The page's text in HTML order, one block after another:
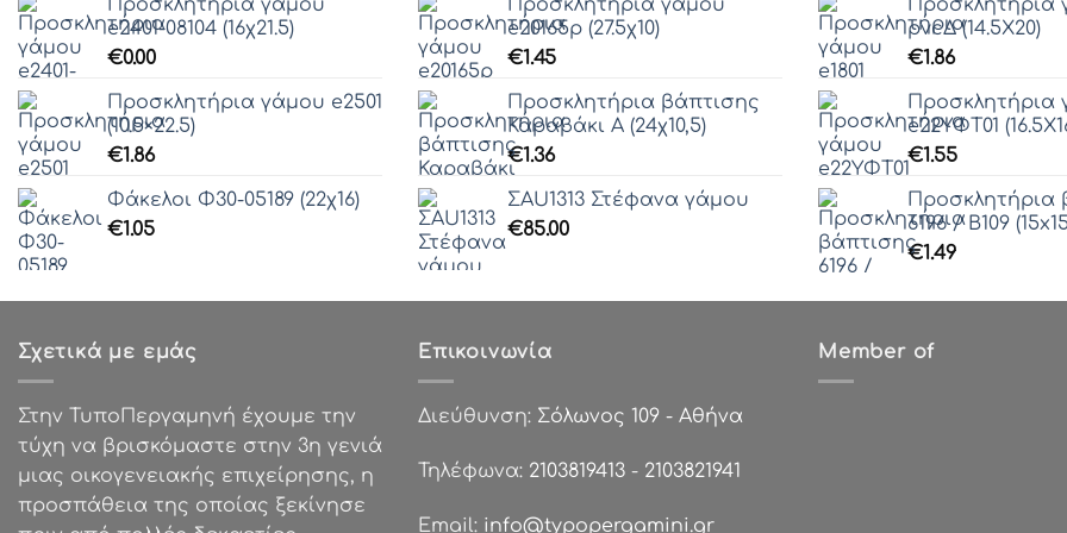
Προσκλητήρια γάμου
e2401-08104 (16χ21.5)
€0.00
Προσκλητήρια γάμου e2501
(10.5×22.5)
€1.86
Φάκελοι Φ30-05189 (22χ16)
€1.05
Προσκλητήρια γάμου
e20165ρ (27.5χ10)
€1.45
Προσκλητήρια βάπτισης
Καραβάκι Α (24χ10,5)
€1.36
ΣAU1313 Στέφανα γάμου
€85.00
Προσκλητήρια
pvcΔ (14.5Χ20)
€1.86
Προσκλητήρια
e22ΥΦΤ01
€1.55
Προσκλητήρια
6196 / Β109
€1.49
Σχετικά με εμάς
Στην ΤυποΠεργαμηνή έχουμε την
τύχη να βρισκόμαστε στην 3η γενιά
μιας οικογενειακής επιχείρησης, η
προσπάθεια της οποίας ξεκίνησε
Επικοινωνία
Διεύθυνση: Σόλωνος 109 - Αθήνα
Τηλέφωνα: 2103819413 - 2103821941
Email: info@typopergamini.gr
Member of